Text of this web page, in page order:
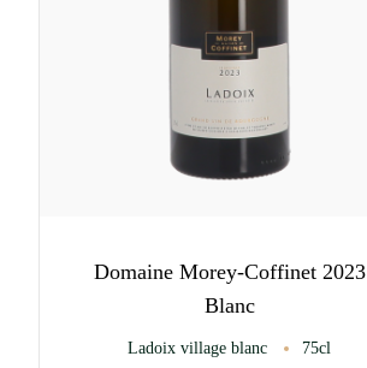
Domaine Morey-Coffinet 2023
Blanc
Ladoix village blanc 75cl